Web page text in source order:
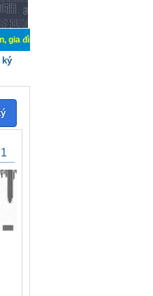
Mua bán, ký gửi, cho thuê thiết
ký